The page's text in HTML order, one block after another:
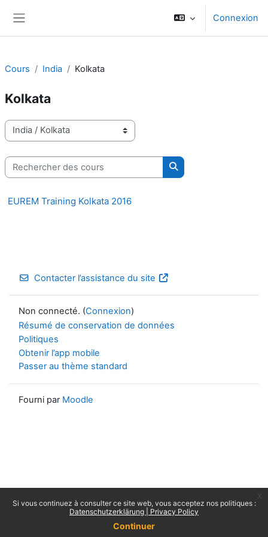
Si vous continuez à consulter ce site web, vous acceptez nos politiques :
Datenschutzerklärung | Privacy Policy
Continuer
Connexion
Cours India Kolkata
Kolkata
Catégories de cours
Rechercher des cours
Rechercher des cours
EUREM Training Kolkata 2016
Contacter l’assistance du site
Non connecté. (Connexion)
Résumé de conservation de données
Politiques
Obtenir l’app mobile
Passer au thème standard
Fourni par Moodle